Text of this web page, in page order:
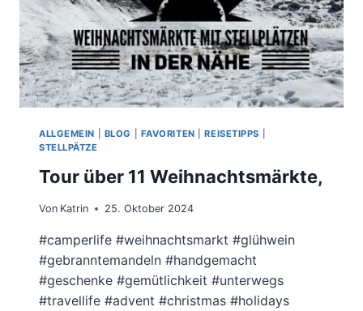
ALLGEMEIN BLOG FAVORITEN |REISETIPPS
STELLPÄTZE
Tour über 11 Weihnachtsmärkte,
Von Katrin 25. Oktober 2024
#camperlife #weihnachtsmarkt #glühwein
#gebranntemandeln #handgemacht
#geschenke #gemütlichkeit #unterwegs
#travellife #advent #christmas #holidays